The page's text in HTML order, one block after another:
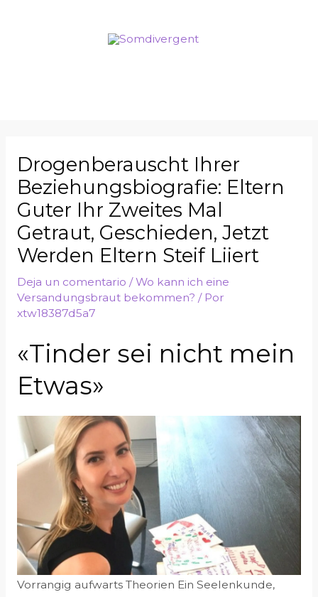
Drogenberauscht Ihrer
Beziehungsbiografie: Eltern
Guter Ihr Zweites Mal
Getraut, Geschieden, Jetzt
Werden Eltern Steif Liiert
Deja un comentario /Wo kann ich eine
Versandungsbraut bekommen? / Por
xtw18387d5a7
«Tinder sei nicht mein
Etwas»
Vorrangig aufwarts Theorien Ein Seelenkunde,